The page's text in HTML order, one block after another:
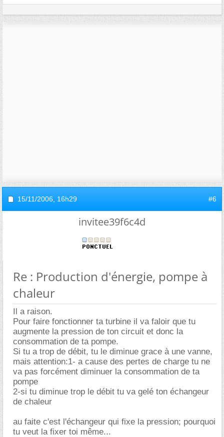
15/11/2006, 16h29 #6
invitee39f6c4d
Re : Production d'énergie, pompe à
chaleur
Il a raison.
Pour faire fonctionner ta turbine il va faloir que tu
augmente la pression de ton circuit et donc la
consommation de ta pompe.
Si tu a trop de débit, tu le diminue grace à une vanne,
mais attention:1- a cause des pertes de charge tu ne
va pas forcément diminuer la consommation de ta
pompe
2-si tu diminue trop le débit tu va gelé ton échangeur
de chaleur
au faite c'est l'échangeur qui fixe la pression; pourquoi
tu veut la fixer toi même...